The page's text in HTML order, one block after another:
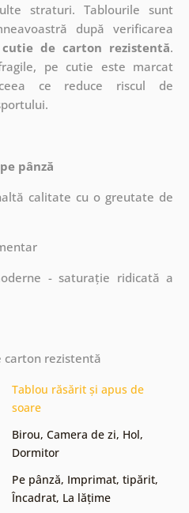
straturi.Tablourile sunt
după verificarea
cutie de carton rezistentă.
pe cutie este marcat
ce reduce riscul de
pânză
calitate cu o greutate de
- saturație ridicată a
carton rezistentă
Tablou răsărit și apus de
soare
Birou, Camera de zi, Hol,
Dormitor
Pe pânză, Imprimat, tipărit,
Încadrat, La lățime